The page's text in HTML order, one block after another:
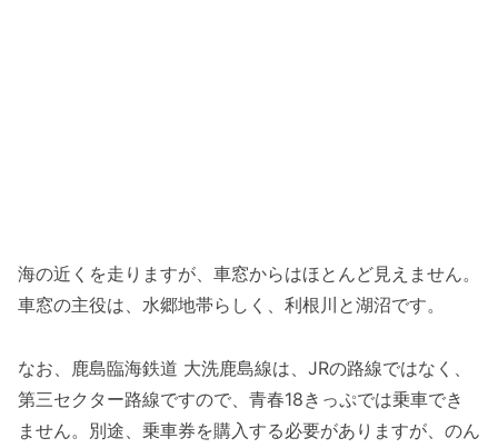
海の近くを走りますが、車窓からはほとんど見えません。
車窓の主役は、水郷地帯らしく、利根川と湖沼です。
なお、鹿島臨海鉄道 大洗鹿島線は、JRの路線ではなく、
第三セクター路線ですので、青春18きっぷでは乗車でき
ません。別途、乗車券を購入する必要がありますが、のん